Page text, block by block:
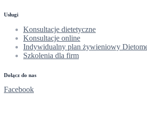
Usługi
Konsultacje dietetyczne
Konsultacje online
Indywidualny plan żywieniowy
Szkolenia dla firm
Dołącz do nas
Facebook